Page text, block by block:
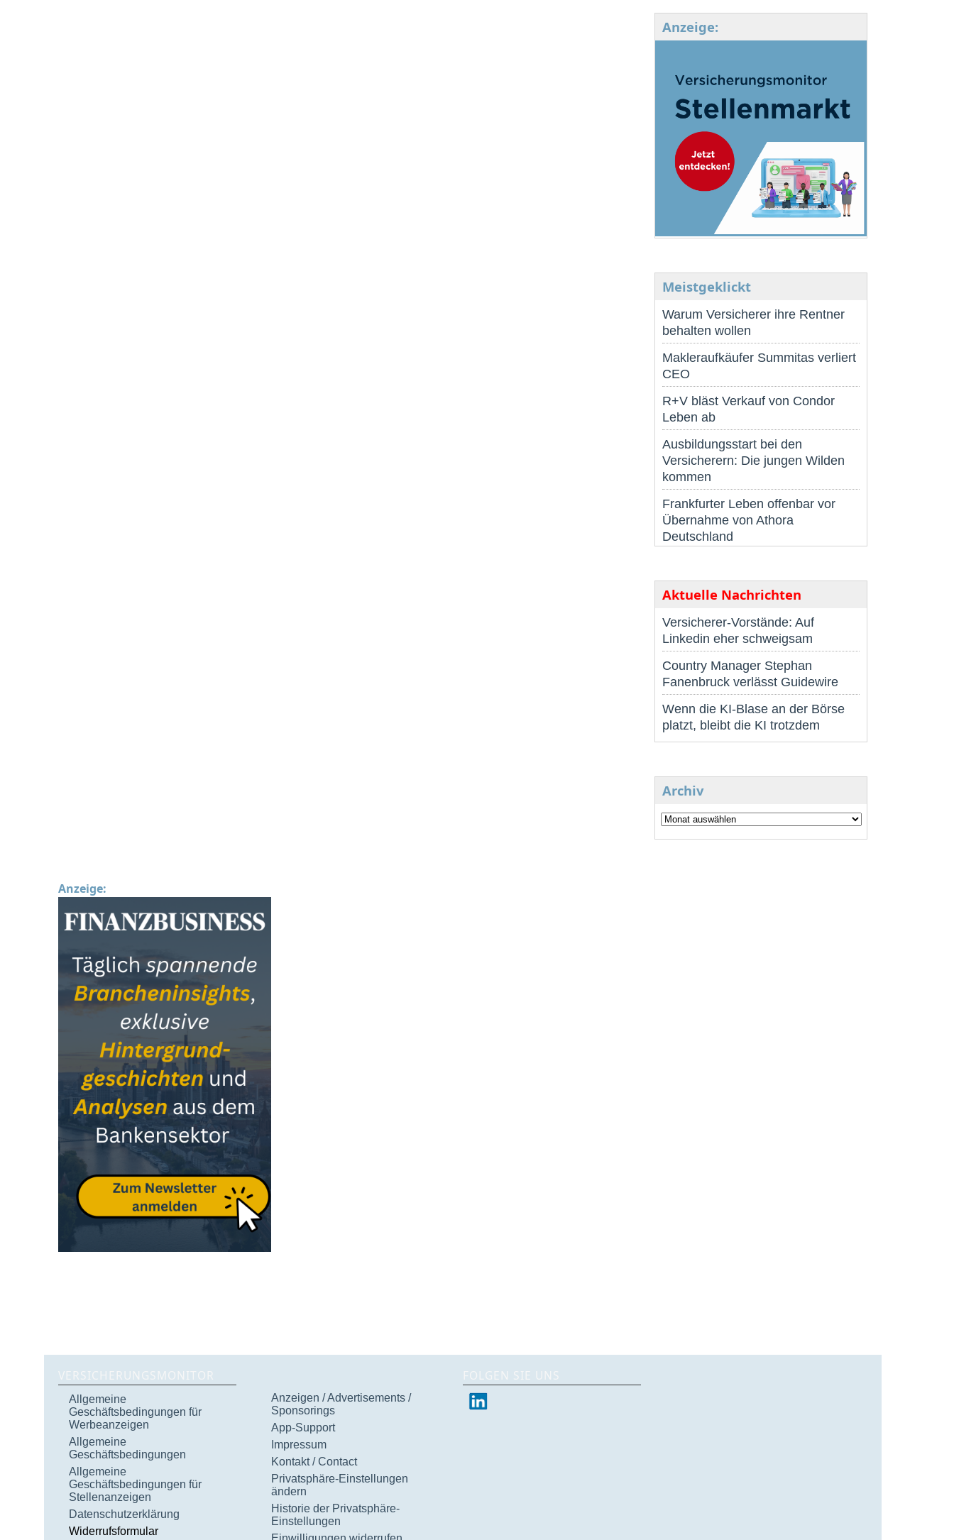
Anzeige:
Meistgeklickt
Warum Versicherer ihre Rentner
behalten wollen
Makleraufkäufer Summitas verliert
CEO
R+V bläst Verkauf von Condor
Leben ab
Ausbildungsstart bei den
Versicherern: Die jungen Wilden
kommen
Frankfurter Leben offenbar vor
Übernahme von Athora
Deutschland
Aktuelle Nachrichten
Versicherer-Vorstände: Auf
Linkedin eher schweigsam
Country Manager Stephan
Fanenbruck verlässt Guidewire
Wenn die KI-Blase an der Börse
platzt, bleibt die KI trotzdem
Archiv
Anzeige:
VERSICHERUNGSMONITOR
Allgemeine
Geschäftsbedingungen für
Werbeanzeigen
Allgemeine
Geschäftsbedingungen
Allgemeine
Geschäftsbedingungen für
Stellenanzeigen
Datenschutzerklärung
Widerrufsformular
Anzeigen / Advertisements /
Sponsorings
App-Support
Impressum
Kontakt / Contact
Privatsphäre-Einstellungen
ändern
Historie der Privatsphäre-
Einstellungen
FOLGEN SIE UNS